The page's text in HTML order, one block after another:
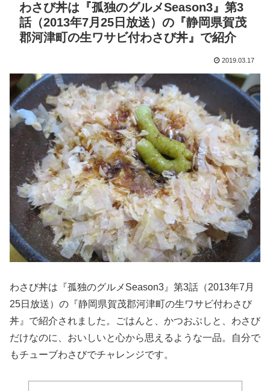
わさび丼は『孤独のグルメSeason3』第3
話（2013年7月25日放送）の『静岡県賀茂
郡河津町の生ワサビ付わさび丼』で紹介
2019.03.17
わさび丼は『孤独のグルメSeason3』第3話（2013年7月
25日放送）の『静岡県賀茂郡河津町の生ワサビ付わさび
丼』で紹介されました。ごはんと、かつおぶしと、わさび
だけなのに、おいしいと心から思えるような一品。自分で
もチューブわさびでチャレンジです。